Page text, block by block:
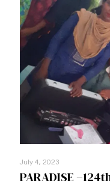
July 4, 2023
PARADISE